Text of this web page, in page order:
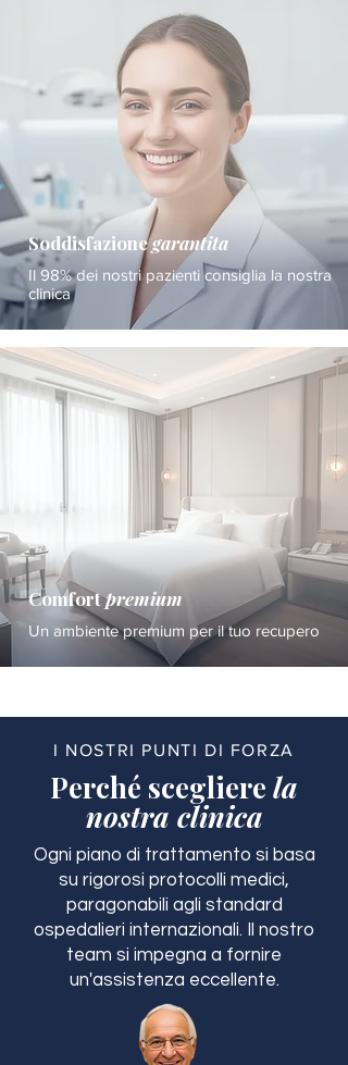
Soddisfazionegarantita
Il 98% dei nostri pazienti consiglia la nostra
clinica
Comfortpremium
Un ambiente premium per il tuo recupero
I NOSTRI PUNTI DI FORZA
Perché scegliere la
nostra clinica
Ogni piano di trattamento si basa
su rigorosi protocolli medici,
paragonabili agli standard
ospedalieri internazionali. Il nostro
team si impegna a fornire
un'assistenza eccellente.